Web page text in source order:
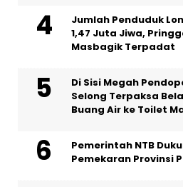
Jumlah Penduduk
1,47 Juta Jiwa,
Masbagik Terpadat
Di Sisi Megah
Selong Terpaksa
Buang Air ke Toilet
Pemerintah NTB
Pemekaran Provinsi